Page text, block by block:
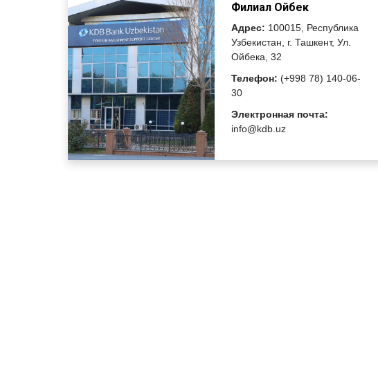
Филиал Ойбек
Адрес: 100015, Республика
Узбекистан, г. Ташкент, Ул.
Ойбека, 32
Телефон: (+998 78) 140-06-
30
Электронная почта:
info@kdb.uz